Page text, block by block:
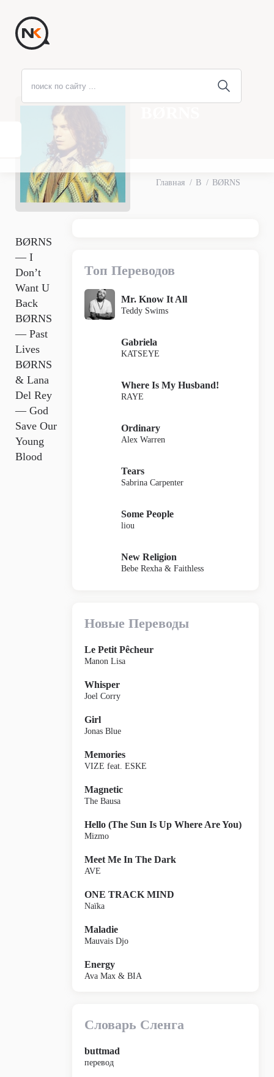
Главная B BØRNS
BØRNS
— I
Don’t
Want U
Back
BØRNS
— Past
Lives
BØRNS
& Lana
Del Rey
— God
Save Our
Young
Blood
Топ Переводов
Mr. Know It All
Teddy Swims
Gabriela
KATSEYE
Where Is My Husband!
RAYE
Ordinary
Alex Warren
Tears
Sabrina Carpenter
Some People
liou
New Religion
Bebe Rexha & Faithless
Новые Переводы
Le Petit Pêcheur
Manon Lisa
Whisper
Joel Corry
Girl
Jonas Blue
Memories
VIZE feat. ESKE
Magnetic
The Bausa
Hello (The Sun Is Up Where Are You)
Mizmo
Meet Me In The Dark
AVE
ONE TRACK MIND
Naïka
Maladie
Mauvais Djo
Energy
Ava Max & BIA
Словарь Сленга
buttmad
перевод